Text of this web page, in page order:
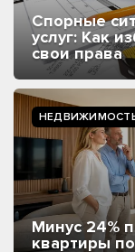
Спорные
услуг: Как
свои права
Минус 24%
квартиры